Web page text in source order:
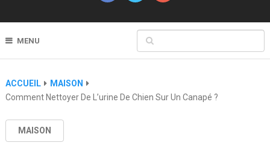
MENU
ACCUEIL
MAISON
Comment Nettoyer De L’urine De Chien Sur Un Canapé ?
MAISON